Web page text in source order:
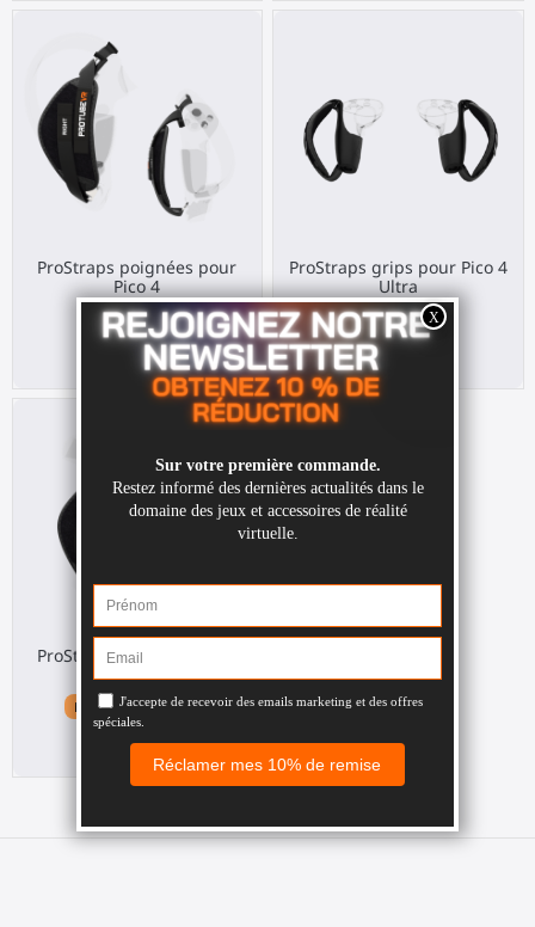
ProStraps poignées pour
Pico 4
Pico 4
30,00 €
ProStraps grips pour Pico 4
Ultra
Pico 4 Ultra
30,00 €
ProStraps poignées pour
Quest 1
Meta Quest 1 / Rift S
30,00 €